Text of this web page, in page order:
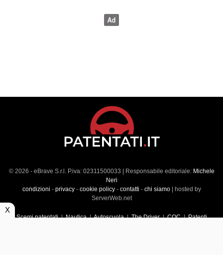
© 2026 - eBrave S.r.l. P.iva: 02311500033 | Responsabile editoriale: Michele
Neri
condizioni - privacy- cookie policy- contatti - chi siamo| hosted by
ServerWeb.net
Scemi patentati|Nautica|Autoscuola|The Driver|CQC|Patenti
X